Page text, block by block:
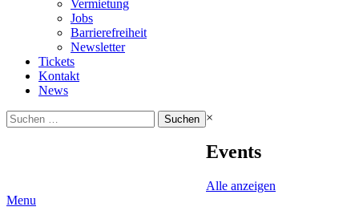
Vermietung
Jobs
Barrierefreiheit
Newsletter
Tickets
Kontakt
News
Suchen
nach:
×
Events
Alle anzeigen
Menu